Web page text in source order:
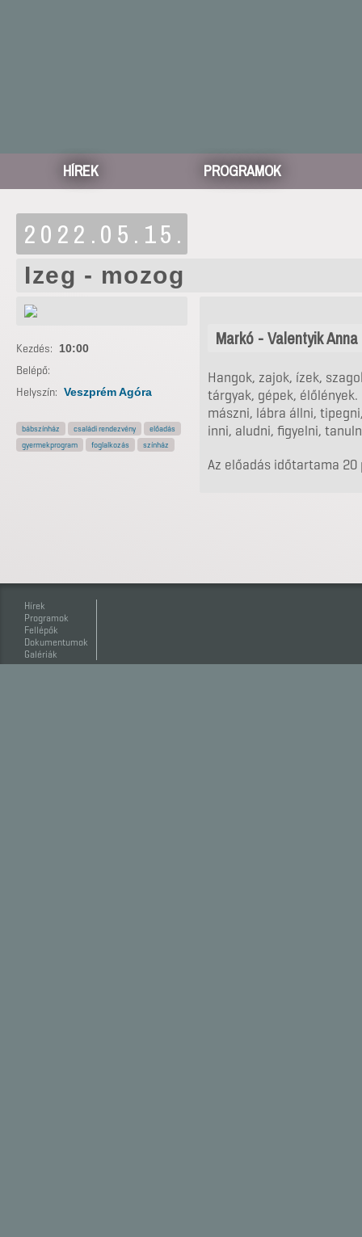
HÍREK PROGRAMOK
2022.05.15.
Izeg - mozog
Markó - Valentyik
Hangok, zajok, ízek,
tárgyak, gépek,
mászni, lábra állni,
inni, aludni, figyelni,
Az előadás időtartama
Kezdés: 10:00
Belépő:
Helyszín: Veszprém Agóra
bábszínház családi rendezvény
előadás
gyermekprogram
foglalkozás színház
Hírek
Programok
Fellépők
Dokumentumok
Galériák